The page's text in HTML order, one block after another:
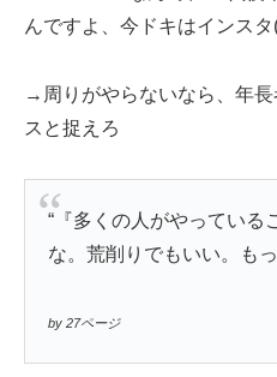
んですよ、今ドキはインスタ
→周りがやらないなら、年
スと捉えろ
“『多くの人がやっている
な。荒削りでもいい。も
by 27ページ